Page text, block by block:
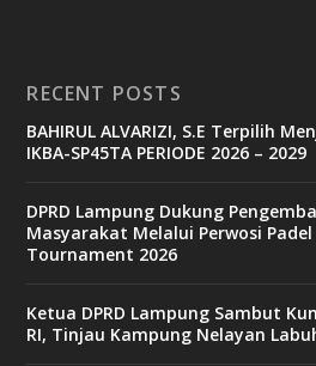
e
t
c
a
s
n
o
RECENT POSTS
BAHIRUL ALVARIZI, S.E Terpilih
IKBA-SP45TA PERIODE 2026 – 2029
DPRD Lampung Dukung
Masyarakat Melalui Perwosi Padel
Tournament 2026
Ketua DPRD Lampung Sambut
RI, Tinjau Kampung Nelayan